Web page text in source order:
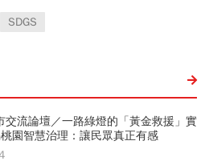
SDGS
交流論壇／一路綠燈的「黃金救援」實
園智慧治理：讓民眾真正有感